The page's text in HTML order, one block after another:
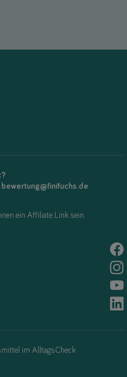
ein Affiliate Link sein.
im AlltagsCheck